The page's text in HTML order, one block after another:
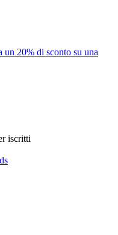
un 20% di sconto su una
iscritti